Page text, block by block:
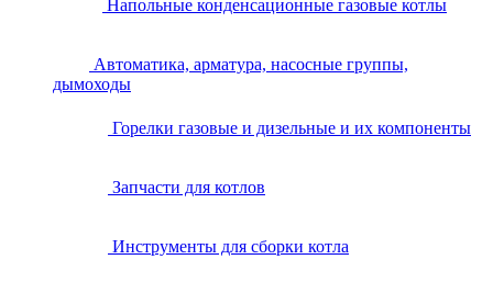
Напольные конденсационные газовые котлы
Автоматика, арматура, насосные группы,
дымоходы
Горелки газовые и дизельные и их компоненты
Запчасти для котлов
Инструменты для сборки котла